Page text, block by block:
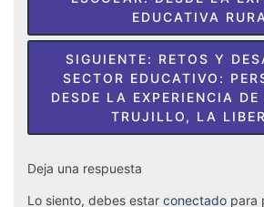
EDUCATIVA
SIGUIENTE: RETOS Y
SECTOR EDUCATIVO:
DESDE LA EXPERIENCIA
TRUJILLO, LA
Deja una respuesta
Lo siento, debes estar conectado para